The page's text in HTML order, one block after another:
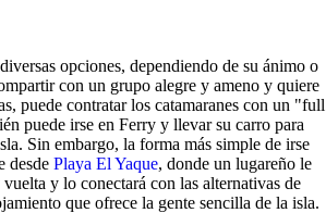
opciones, dependiendo de su ánimo o
con un grupo alegre y ameno y quiere
puede contratar los catamaranes con un "full
puede irse en Ferry y llevar su carro para
Sin embargo, la forma más simple de irse
desde Playa El Yaque, donde un lugareño le
y lo conectará con las alternativas de
que ofrece la gente sencilla de la isla.